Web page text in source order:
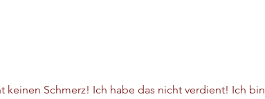
Schmerz! Ich habe das nicht verdient! Ich bin